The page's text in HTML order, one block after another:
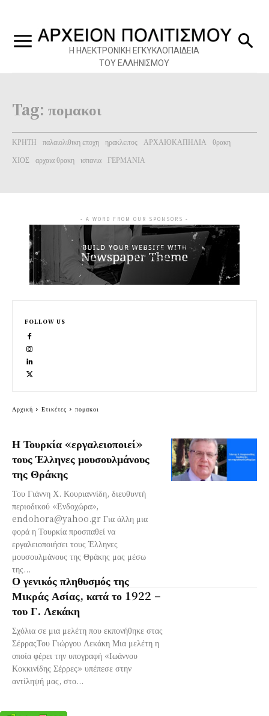
Η ΗΛΕΚΤΡΟΝΙΚΗ ΕΓΚΥΚΛΟΠΑΙΔΕΙΑ
ΤΟΥ ΕΛΛΗΝΙΣΜΟΥ
Tag: πομακοι
ΚΡΗΤΗ παλαιολιθικη εποχη ηρακλειτος ΑΡΧΑΙΟΚΑΠΗΛΙΑ
θρακη
ΧΙΟΣ αρχαια θρακη ισπανια ΓΕΡΜΑΝΙΑ
Η Τουρκία «εργαλειοποιεί»
τους Έλληνες μουσουλμάνους
της Θράκης
Του Γιάννη Χ. Κουριαννίδη, διευθυντή
περιοδικού «Ενδοχώρα»,
endohora@yahoo.gr Για άλλη μια
φορά η Τουρκία προσπαθεί να
εργαλειοποιήσει τους Έλληνες
μουσουλμάνους της Θράκης μας μέσω
της...
Ο γενικός πληθυσμός της
Μικράς Ασίας, κατά το 1922 –
του Γ. Λεκάκη
Σχόλια σε μια μελέτη που εκπονήθηκε στας
ΣέρραςΤου Γιώργου Λεκάκη Μια μελέτη η
οποία φέρει την υπογραφή «Ιωάννου
Κοκκινίδης Σέρρες» υπέπεσε στην
αντίληψή μας, στο...
- A WORD FROM OUR SPONSORS -
FOLLOW US
Αρχική Ετικέτες πομακοι